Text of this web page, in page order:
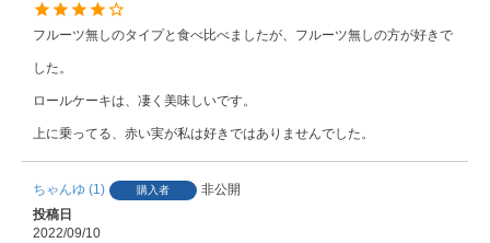
フルーツ無しのタイプと食べ比べましたが、フルーツ無しの方が好きで
した。
ロールケーキは、凄く美味しいです。
上に乗ってる、赤い実が私は好きではありませんでした。
ちゃんゆ 1 購入者
非公開
投稿日
2022/09/10